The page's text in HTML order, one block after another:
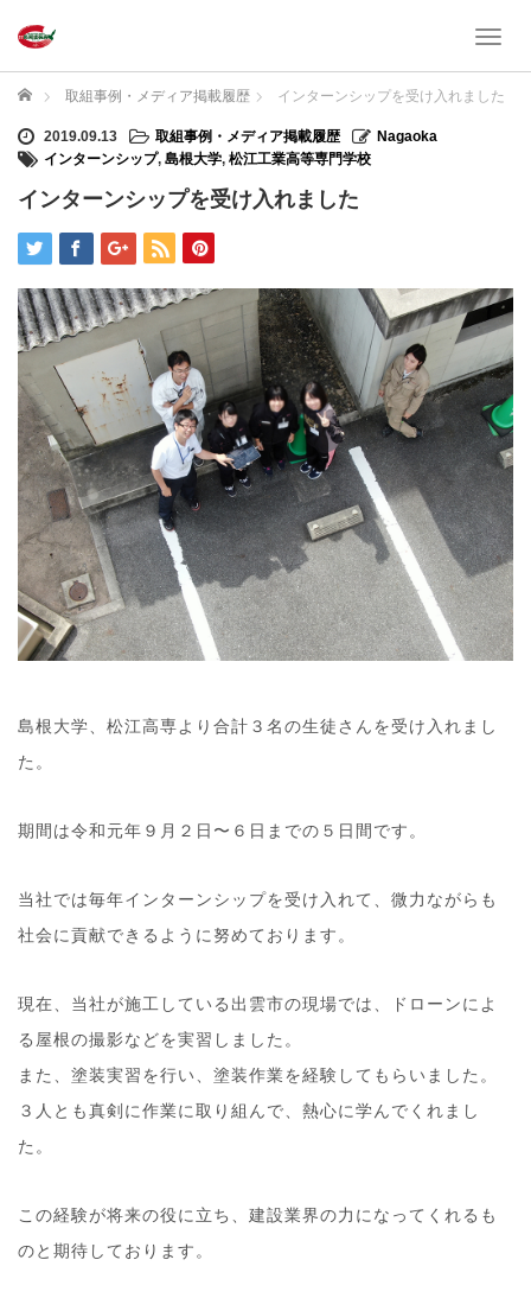
T
g
a
t
o
ホーム 取組事例・メディア掲載履歴 インターンシップを受け入れました
2019.09.13 取組事例・メディア掲載履歴
Nagaoka
インターンシップ, 島根大学, 松江工業高等専門学校
インターンシップを受け入れました
島根大学、松江高専より合計３名の生徒さんを受け入れまし
た。
期間は令和元年９月２日〜６日までの５日間です。
当社では毎年インターンシップを受け入れて、微力ながらも
社会に貢献できるように努めております。
現在、当社が施工している出雲市の現場では、ドローンによ
る屋根の撮影などを実習しました。
また、塗装実習を行い、塗装作業を経験してもらいました。
３人とも真剣に作業に取り組んで、熱心に学んでくれまし
た。
この経験が将来の役に立ち、建設業界の力になってくれるも
のと期待しております。